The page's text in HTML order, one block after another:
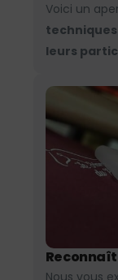
Voici un
techniques
leurs